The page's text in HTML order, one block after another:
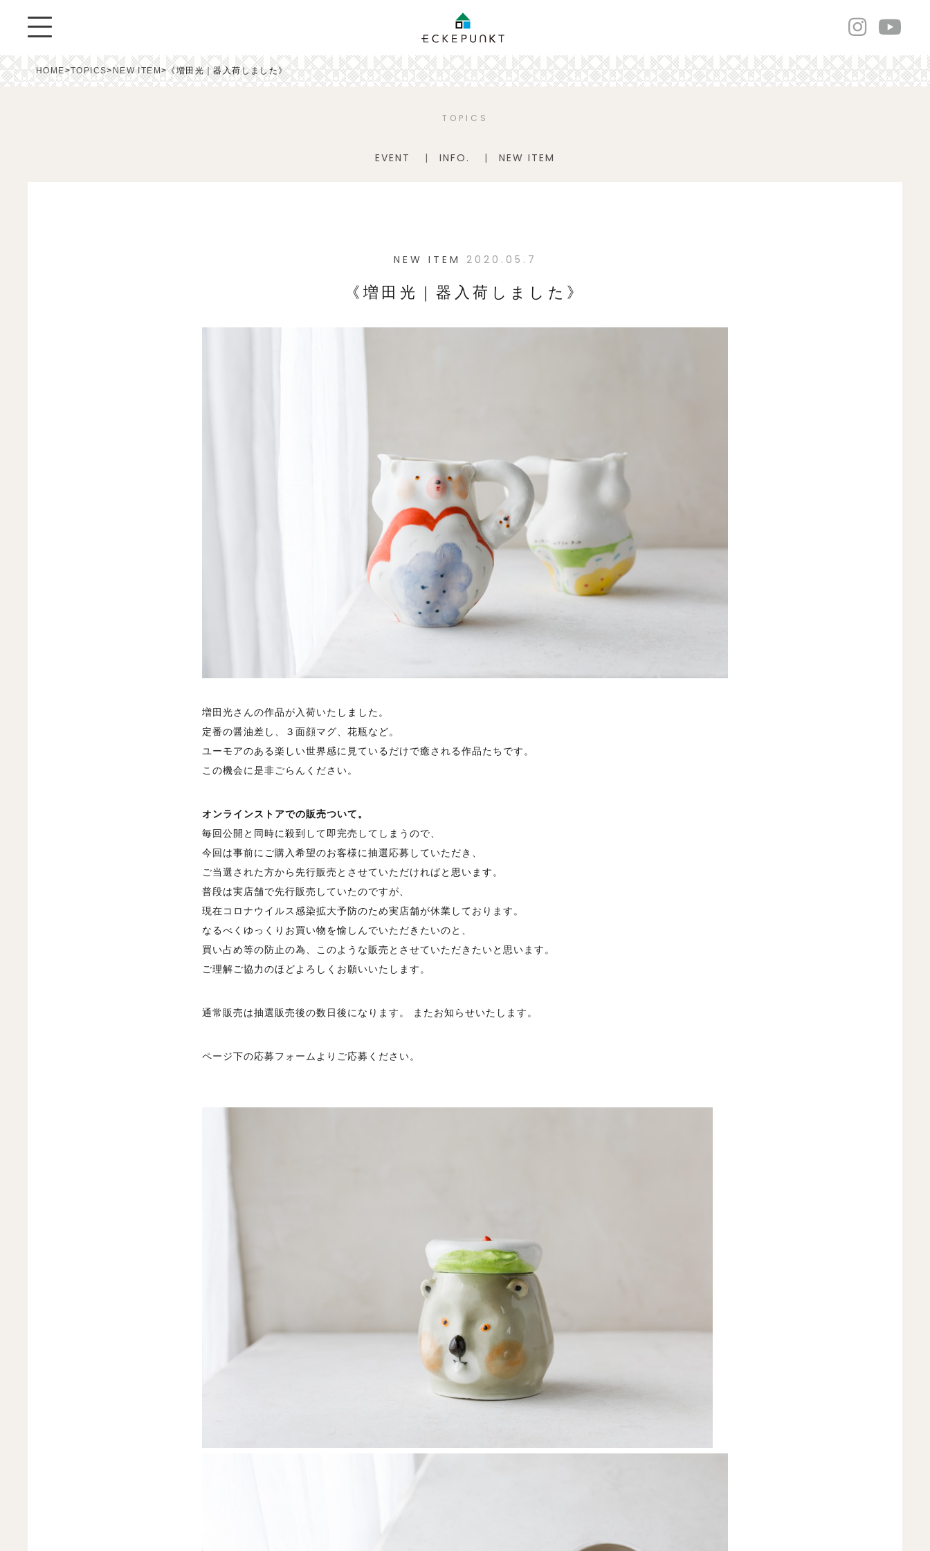
HOME>TOPICS>NEW ITEM>《増田光｜器入荷しました》
TOPICS
EVENT INFO. NEW ITEM
NEW ITEM 2020.05.7
《増田光｜器入荷しました》
増田光さんの作品が入荷いたしました。
定番の醤油差し、３面顔マグ、花瓶など。
ユーモアのある楽しい世界感に見ているだけで癒される作品たちです。
この機会に是非ごらんください。
オンラインストアでの販売ついて。
毎回公開と同時に殺到して即完売してしまうので、
今回は事前にご購入希望のお客様に抽選応募していただき、
ご当選された方から先行販売とさせていただければと思います。
普段は実店舗で先行販売していたのですが、
現在コロナウイルス感染拡大予防のため実店舗が休業しております。
なるべくゆっくりお買い物を愉しんでいただきたいのと、
買い占め等の防止の為、このような販売とさせていただきたいと思います。
ご理解ご協力のほどよろしくお願いいたします。
通常販売は抽選販売後の数日後になります。 またお知らせいたします。
ページ下の応募フォームよりご応募ください。